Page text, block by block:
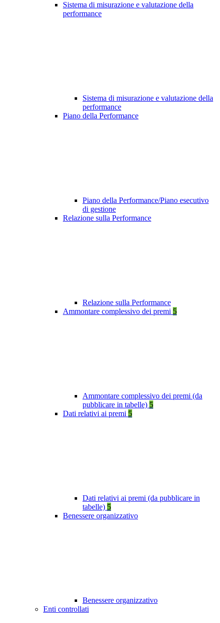
Sistema di misurazione e valutazione della
performance
Sistema di misurazione e valutazione della
performance
Piano della Performance
Piano della Performance/Piano esecutivo
di gestione
Relazione sulla Performance
Relazione sulla Performance
Ammontare complessivo dei premi 5
Ammontare complessivo dei premi (da
pubblicare in tabelle) 5
Dati relativi ai premi 5
Dati relativi ai premi (da pubblicare in
tabelle) 5
Benessere organizzativo
Benessere organizzativo
Enti controllati